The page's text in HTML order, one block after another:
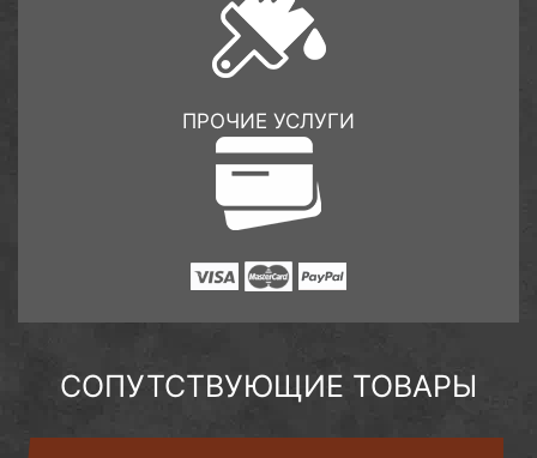
ПРОЧИЕ УСЛУГИ
СОПУТСТВУЮЩИЕ ТОВАРЫ